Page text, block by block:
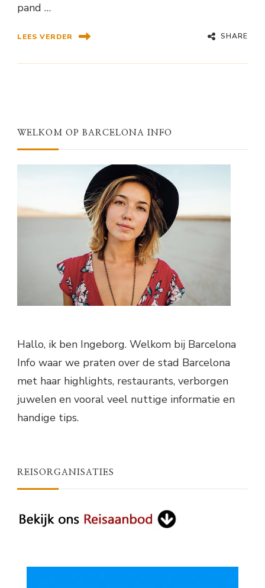
pand …
LEES VERDER SHARE
WELKOM OP BARCELONA INFO
Hallo, ik ben Ingeborg. Welkom bij Barcelona
Info waar we praten over de stad Barcelona
met haar highlights, restaurants, verborgen
juwelen en vooral veel nuttige informatie en
handige tips.
REISORGANISATIES